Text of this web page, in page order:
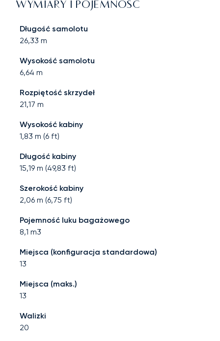
WYMIARY I POJEMNOŚĆ
Długość samolotu
26,33 m
Wysokość samolotu
6,64 m
Rozpiętość skrzydeł
21,17 m
Wysokość kabiny
1,83 m (6 ft)
Długość kabiny
15,19 m (49,83 ft)
Szerokość kabiny
2,06 m (6,75 ft)
Pojemność luku bagażowego
8,1 m3
Miejsca (konfiguracja standardowa)
13
Miejsca (maks.)
13
Walizki
20